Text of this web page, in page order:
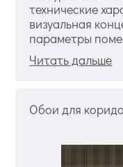
технические
визуальная
параметры
Читать дальше
Обои для